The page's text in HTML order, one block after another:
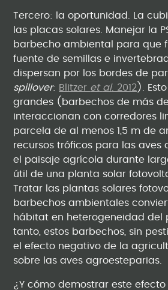
Tercero: la oportunidad. La
las placas solares. Manejar la
barbecho ambiental para que
fuente de semillas e
dispersan por los bordes de
spillover: Blitzer et al. 2012 ).
grandes (barbechos de más
interaccionan con corredores
parcela de al menos 1,5 m de
recursos tróficos para las aves
el paisaje agrícola durante
útil de una planta solar
Tratar las plantas solares
barbechos ambientales
hábitat en heterogeneidad del
tanto, estos barbechos, sin
el efecto negativo de la
sobre las aves agroesteparias.
¿Y cómo demostrar este